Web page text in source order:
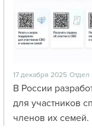
17 декабря 2025 Отдел
В России
для участников
членов их семей.